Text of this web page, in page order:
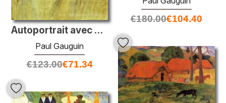
Autoportrait avec des lunettes
Paul Gauguin
€123.00€71.34
€180.00€104.40